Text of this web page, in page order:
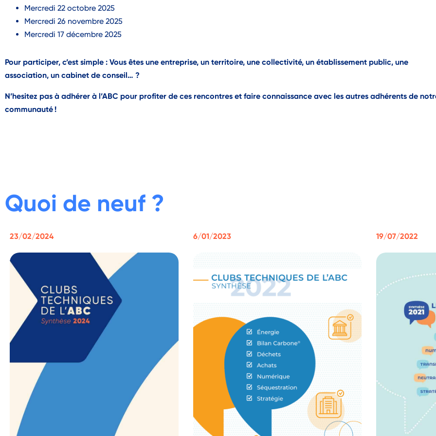
Mercredi 22 octobre 2025
Mercredi 26 novembre 2025
Mercredi 17 décembre 2025
Pour participer, c’est simple : Vous êtes une entreprise, un territoire, une collectivité, un établissement public, une
association, un cabinet de conseil… ?
N’hesitez pas à adhérer à l’ABC pour profiter de ces rencontres et faire connaissance avec les autres adhérents de
communauté!
Quoi de neuf ?
23/02/2024 6/01/2023 19/07/2022